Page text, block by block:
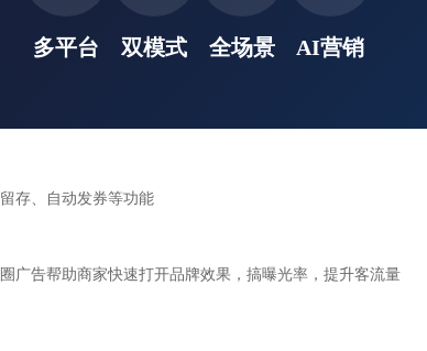
多平台 双模式 全场景 AI营销
存、自动发券等功能
广告帮助商家快速打开品牌效果，搞曝光率，提升客流量